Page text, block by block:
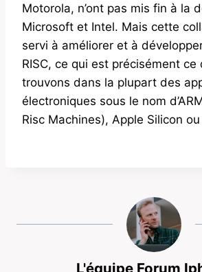
Motorola, n’ont pas mis fin à la
Microsoft et Intel. Mais cette
servi à améliorer et à
RISC, ce qui est précisément ce
trouvons dans la plupart des
électroniques sous le nom
Risc Machines), Apple Silicon ou
L'équipe Forum